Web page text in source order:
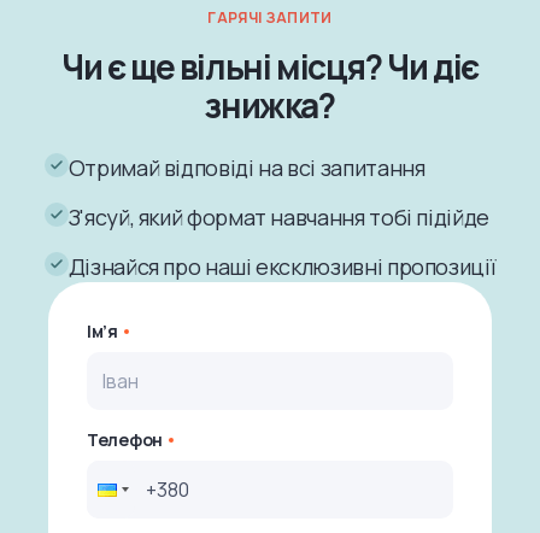
ГАРЯЧІ ЗАПИТИ
Чи є ще вільні місця? Чи діє
знижка?
Отримай відповіді на всі запитання
З'ясуй, який формат навчання тобі підійде
Дізнайся про наші ексклюзивні пропозиції
Ім’я
Телефон